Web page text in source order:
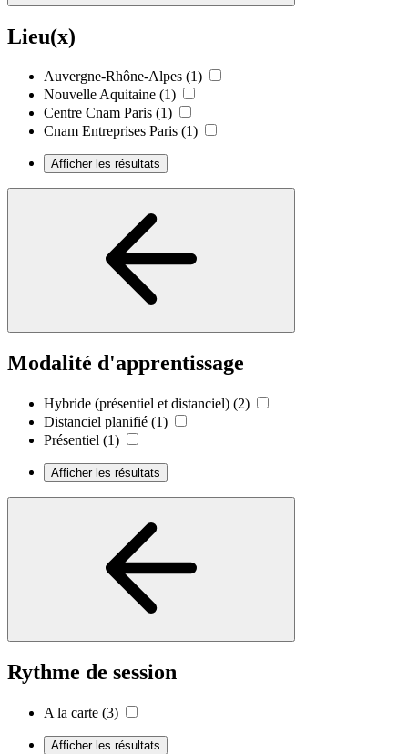
Lieu(x)
Auvergne-Rhône-Alpes (1)
Nouvelle Aquitaine (1)
Centre Cnam Paris (1)
Cnam Entreprises Paris (1)
Afficher les résultats
Modalité d'apprentissage
Hybride (présentiel et distanciel) (2)
Distanciel planifié (1)
Présentiel (1)
Afficher les résultats
Rythme de session
A la carte (3)
Afficher les résultats